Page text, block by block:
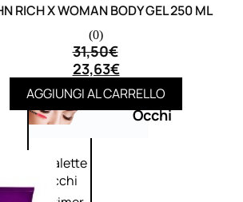
Occhi
Palette
occhi
RICH X WOMAN BODY GEL 250 ML
(0)
31,50€
23,63€
AGGIUNGI AL CARRELLO